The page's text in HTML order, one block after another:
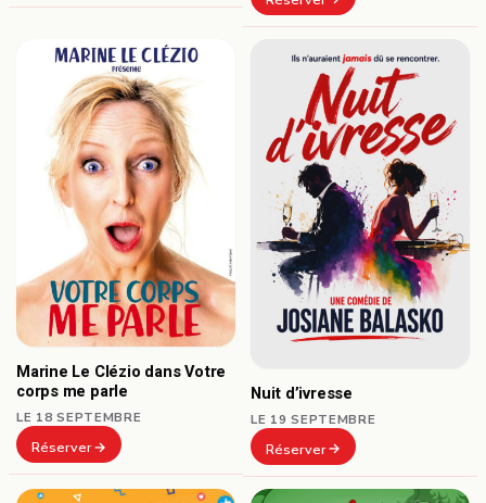
Marine Le Clézio dans Votre
corps me parle
LE 18 SEPTEMBRE
Réserver
Nuit d’ivresse
LE 19 SEPTEMBRE
Réserver